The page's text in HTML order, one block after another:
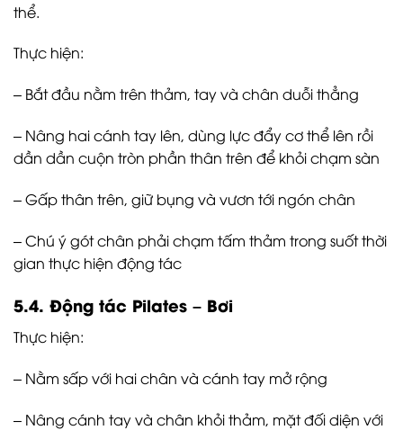
thể.
Thực hiện:
– Bắt đầu nằm trên thảm, tay và chân duỗi thẳng
– Nâng hai cánh tay lên, dùng lực đẩy cơ thể lên rồi
dần dần cuộn tròn phần thân trên để khỏi chạm sàn
– Gấp thân trên, giữ bụng và vươn tới ngón chân
– Chú ý gót chân phải chạm tấm thảm trong suốt thời
gian thực hiện động tác
5.4. Động tác Pilates – Bơi
Thực hiện:
– Nằm sấp với hai chân và cánh tay mở rộng
– Nâng cánh tay và chân khỏi thảm, mặt đối diện với